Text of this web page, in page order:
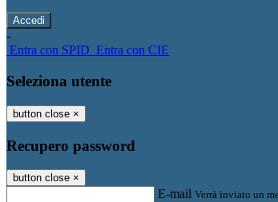
-
Entra con SPID Entra con CIE
Seleziona utente
button close ×
Recupero password
button close ×
E-mail Verrà inviato un